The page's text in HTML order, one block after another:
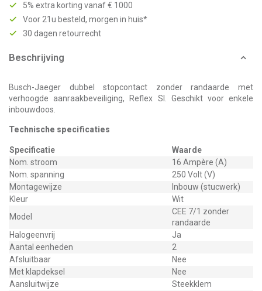
5% extra korting vanaf € 1000
Voor 21u besteld, morgen in huis*
30 dagen retourrecht
Beschrijving
Busch-Jaeger dubbel stopcontact zonder randaarde met
verhoogde aanraakbeveiliging, Reflex SI. Geschikt voor enkele
inbouwdoos.
Technische specificaties
Specificatie
Waarde
Nom. stroom
16 Ampère (A)
Nom. spanning
250 Volt (V)
Montagewijze
Inbouw (stucwerk)
Kleur
Wit
Model
CEE 7/1 zonder
randaarde
Halogeenvrij
Ja
Aantal eenheden
2
Afsluitbaar
Nee
Met klapdeksel
Nee
Aansluitwijze
Steekklem